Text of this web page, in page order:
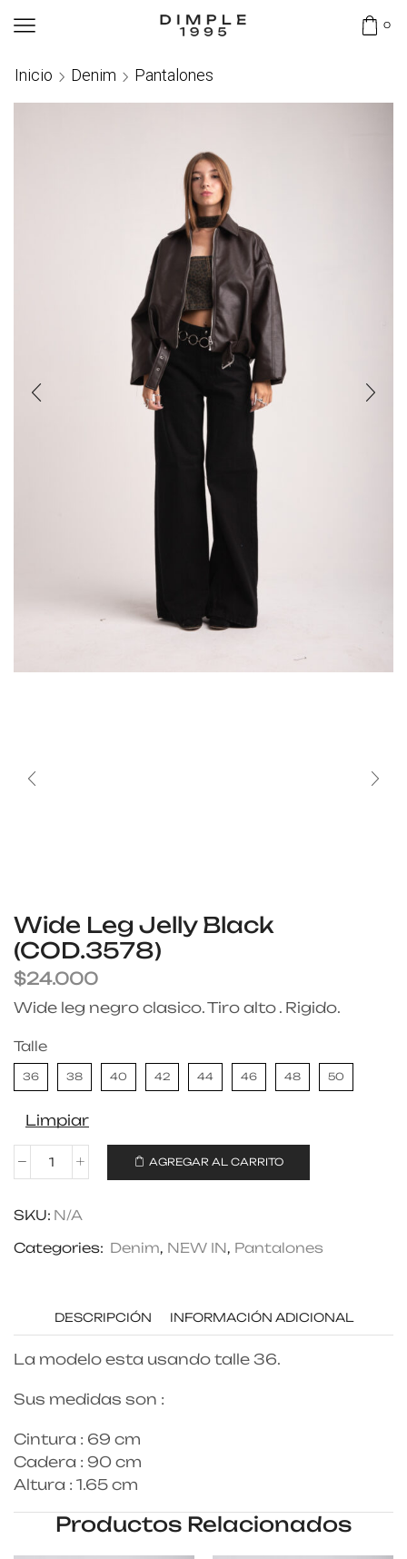
0
Inicio Denim Pantalones
Wide Leg Jelly Black
(COD.3578)
$24.000
Wide leg negro clasico. Tiro alto . Rigido.
Talle
36 38 40 42 44 46 48 50
Limpiar
AGREGAR AL CARRITO
SKU: N/A
Categories: Denim, NEW IN, Pantalones
DESCRIPCIÓN INFORMACIÓN ADICIONAL
La modelo esta usando talle 36.
Sus medidas son :
Cintura : 69 cm
Cadera : 90 cm
Altura : 1.65 cm
Productos Relacionados